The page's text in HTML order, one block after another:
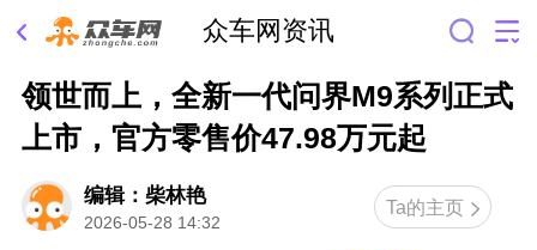
众车网资讯
领世而上，全新一代问界M9系列正式
上市，官方零售价47.98万元起
编辑：柴林艳
2026-05-28 14:32
Ta的主页